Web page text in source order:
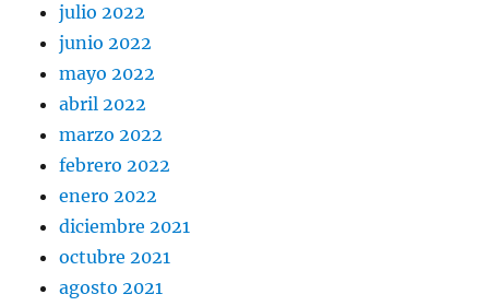
julio 2022
junio 2022
mayo 2022
abril 2022
marzo 2022
febrero 2022
enero 2022
diciembre 2021
octubre 2021
agosto 2021